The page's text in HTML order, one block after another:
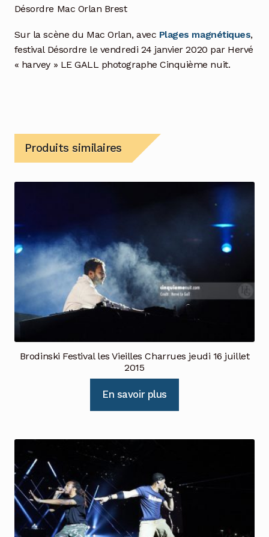
Désordre Mac Orlan Brest
Sur la scène du Mac Orlan, avec Plages magnétiques,
festival Désordre le vendredi 24 janvier 2020 par Hervé
« harvey » LE GALL photographe Cinquième nuit.
Produits similaires
Brodinski Festival les Vieilles Charrues jeudi 16 juillet
2015
En savoir plus